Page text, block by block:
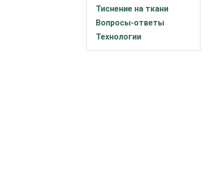
Тиснение на ткани
Вопросы-ответы
Технологии